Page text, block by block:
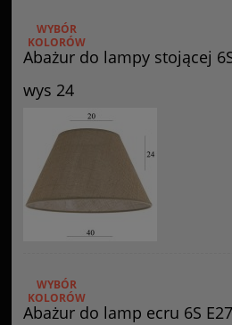
Abażur do lampy stojącej
wys 24
WYBÓR
KOLORÓW
Abażur do lamp ecru 6S
WYBÓR
KOLORÓW